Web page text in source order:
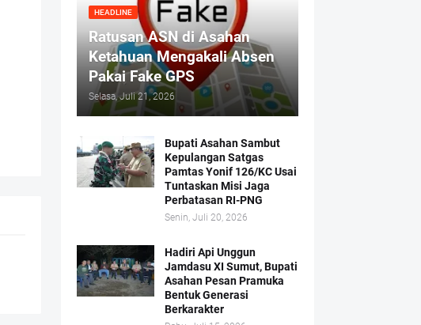
HEADLINE
Ratusan ASN di Asahan
Ketahuan Mengakali Absen
Pakai Fake GPS
Selasa, Juli 21, 2026
Bupati Asahan Sambut
Kepulangan Satgas
Pamtas Yonif 126/KC Usai
Tuntaskan Misi Jaga
Perbatasan RI-PNG
Senin, Juli 20, 2026
Hadiri Api Unggun
Jamdasu XI Sumut, Bupati
Asahan Pesan Pramuka
Bentuk Generasi
Berkarakter